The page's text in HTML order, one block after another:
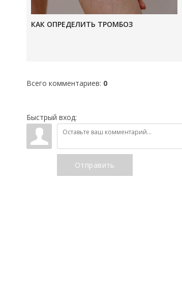
КАК ОПРЕДЕЛИТЬ ТРОМБОЗ
Всего комментариев: 0
Быстрый вход:
Отправить